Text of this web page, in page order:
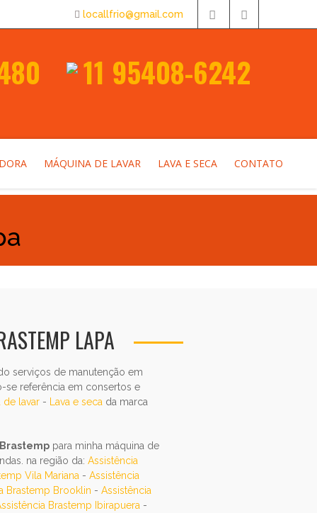
locallfrio@gmail.com
11 95408-6242
MÁQUINA DE LAVAR LAVA E SECA CONTATO
LAPA
serviços de manutenção em
se referência em consertos e
de lavar- Lava e secada marca
Brastemp para minha máquina de
na região da: Assistência
Vila Mariana - Assistência
Brastemp Brooklin - Assistência
Brastemp Ibirapuera-